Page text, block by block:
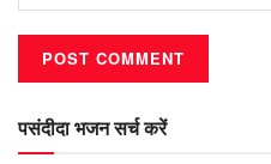
पसंदीदा भजन सर्च करें